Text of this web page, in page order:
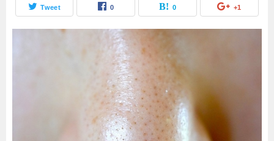
Tweet 0 0 +1